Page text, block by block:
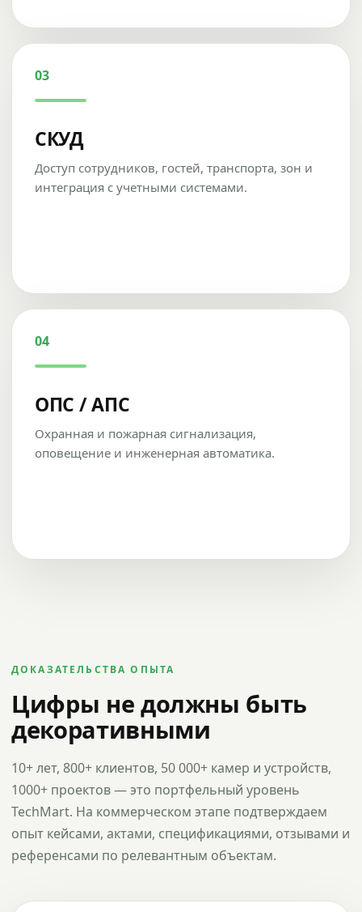
03
СКУД
Доступ сотрудников, гостей, транспорта, зон и
интеграция с учетными системами.
04
ОПС / АПС
Охранная и пожарная сигнализация,
оповещение и инженерная автоматика.
ДОКАЗАТЕЛЬСТВА ОПЫТА
Цифры не должны быть
декоративными
10+ лет, 800+ клиентов, 50 000+ камер и устройств,
1000+ проектов — это портфельный уровень
TechMart. На коммерческом этапе подтверждаем
опыт кейсами, актами, спецификациями, отзывами и
референсами по релевантным объектам.